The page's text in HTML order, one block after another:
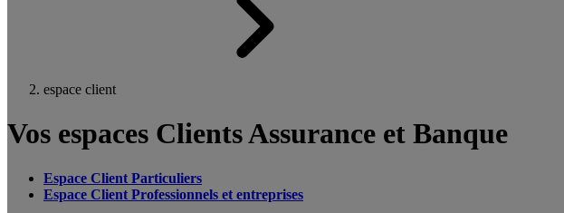
espace client
Vos espaces Clients Assurance et Banque
Espace Client Particuliers
Espace Client Professionnels et entreprises